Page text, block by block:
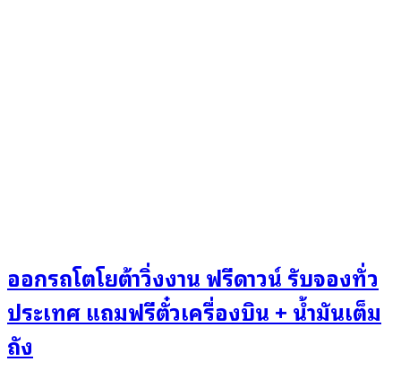
ออกรถโตโยต้าวิ่งงาน ฟรีดาวน์ รับจองทั่ว
ประเทศ แถมฟรีตั๋วเครื่องบิน + น้ำมันเต็ม
ถัง